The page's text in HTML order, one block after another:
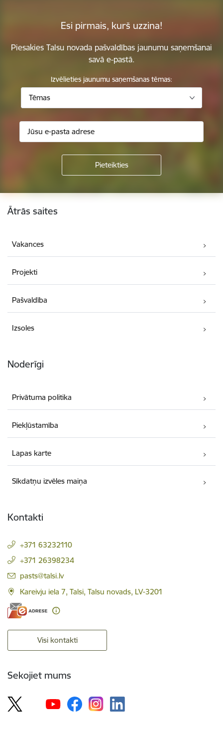
Esi pirmais, kurš uzzina!
Piesakies Talsu novada pašvaldības jaunumu saņemšanai
savā e-pastā.
Izvēlieties jaunumu saņemšanas tēmas:
Tēmas
Kājene
Ātrās saites
Vakances
Projekti
Pašvaldība
Izsoles
Noderīgi
Privātuma politika
Piekļūstamība
Lapas karte
Sīkdatņu izvēles maiņa
Kontakti
+371 63232110
+371 26398234
E-pasts:
pasts@talsi.lv
Kareivju iela 7, Talsi, Talsu novads, LV-3201
Visi kontakti
Sekojiet mums